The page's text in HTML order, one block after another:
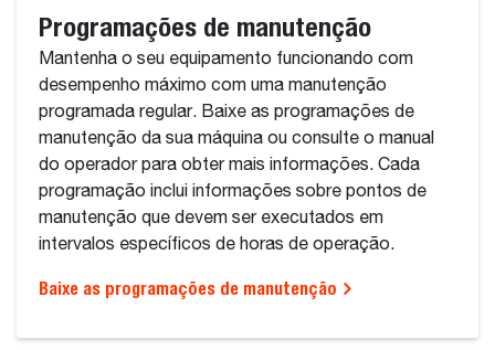
Programações de manutenção
Mantenha o seu equipamento funcionando com
desempenho máximo com uma manutenção
programada regular. Baixe as programações de
manutenção da sua máquina ou consulte o manual
do operador para obter mais informações. Cada
programação inclui informações sobre pontos de
manutenção que devem ser executados em
intervalos específicos de horas de operação.
Baixe as programações de manutenção